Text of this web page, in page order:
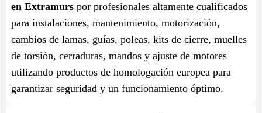
en Extramurs por profesionales altamente cualificados
para instalaciones, mantenimiento, motorización,
cambios de lamas, guías, poleas, kits de cierre, muelles
de torsión, cerraduras, mandos y ajuste de motores
utilizando productos de homologación europea para
garantizar seguridad y un funcionamiento óptimo.